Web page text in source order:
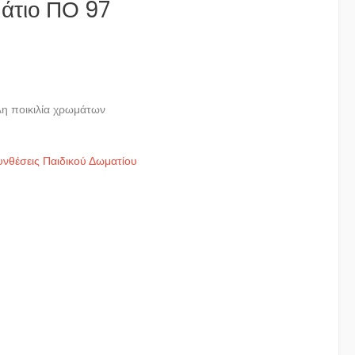
ΠΟ 97
ποικιλία χρωμάτων
Παιδικού Δωματίου